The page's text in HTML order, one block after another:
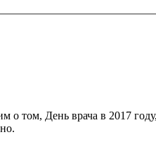
о том, День врача в 2017